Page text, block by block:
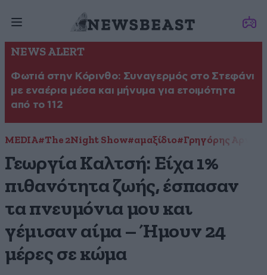
NEWS ALERT
Φωτιά στην Κόρινθο: Συναγερμός στο Στεφάνι
με εναέρια μέσα και μήνυμα για ετοιμότητα
από το 112
MEDIA#The 2Night Show#αμαξίδιο#Γρηγόρης
Γεωργία Καλτσή: Είχα 1%
πιθανότητα ζωής, έσπασαν
τα πνευμόνια μου και
γέμισαν αίμα – Ήμουν 24
μέρες σε κώμα